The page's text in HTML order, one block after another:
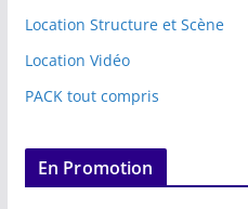
Location Structure et Scène
Location Vidéo
PACK tout compris
En Promotion